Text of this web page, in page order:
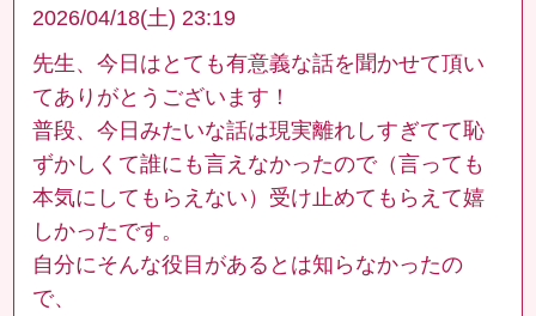
2026/04/18(土) 23:19
先生、今日はとても有意義な話を聞かせて頂い
てありがとうございます！
普段、今日みたいな話は現実離れしすぎてて恥
ずかしくて誰にも言えなかったので（言っても
本気にしてもらえない）受け止めてもらえて嬉
しかったです。
自分にそんな役目があるとは知らなかったの
で、